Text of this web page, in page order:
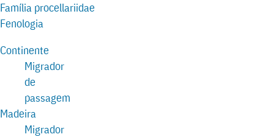
Família procellariidae
Fenologia
Continente
Migrador
de
passagem
Madeira
Migrador